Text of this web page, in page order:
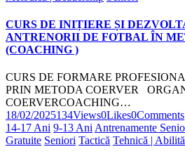
CURS DE INIȚIERE ȘI
ANTRENORII DE FOTBAL ÎN
(COACHING )
CURS DE FORMARE
PRIN METODA COERVER
COERVERCOACHING…
18/02/2025134Views0Likes0Comments
14-17 Ani 9-13 Ani Antrenamente
Gratuite Seniori Tactică Tehnică |